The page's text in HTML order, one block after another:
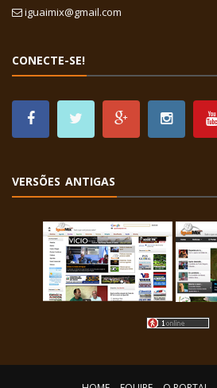
iguaimix@gmail.com
CONECTE-SE!
VERSÕES ANTIGAS